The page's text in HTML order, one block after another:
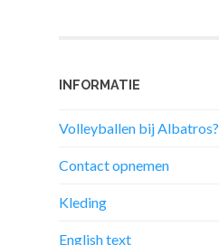
INFORMATIE
Volleyballen bij Albatros?
Contact opnemen
Kleding
English text